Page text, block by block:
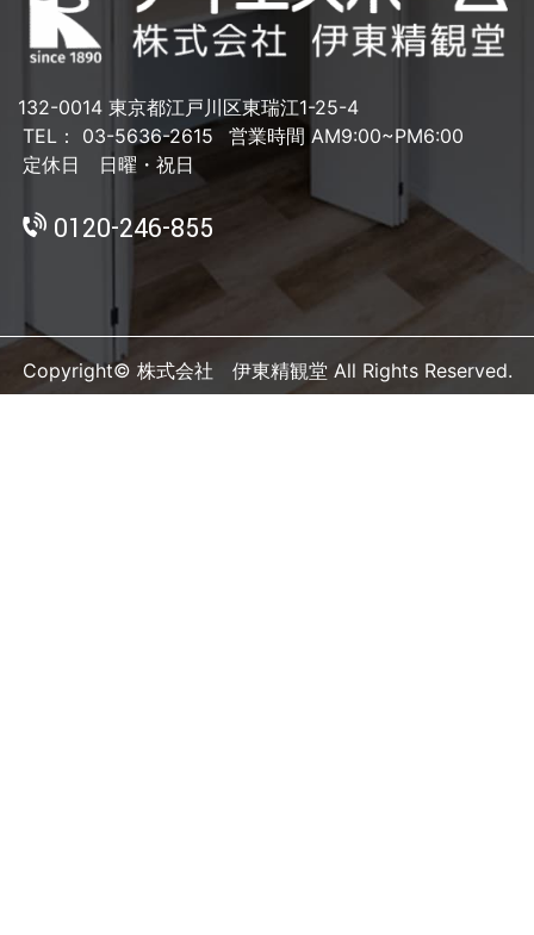
132-0014 東京都江戸川区東瑞江1-25-4
TEL： 03-5636-2615
営業時間 AM9:00~PM6:00
定休日 日曜・祝日
0120-246-855
Copyright© 株式会社 伊東精観堂 All Rights Reserved.